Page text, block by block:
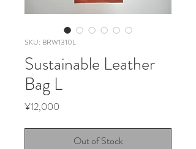
SKU: BRW1310L
Sustainable Leather
Bag L
¥12,000
Out of Stock